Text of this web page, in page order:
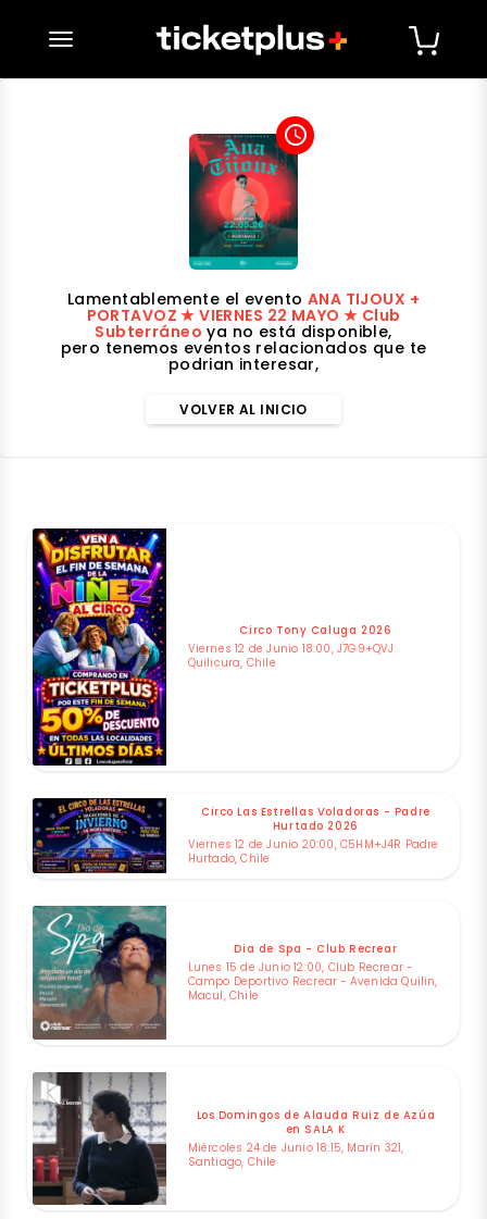
desplegar navegación
access_time
Lamentablemente el evento ANA TIJOUX +
PORTAVOZ ★ VIERNES 22 MAYO ★ Club
Subterráneo ya no está disponible,
pero tenemos eventos relacionados que te
podrian interesar,
VOLVER AL INICIO
Circo Tony Caluga 2026
Viernes 12 de Junio 18:00, J7G9+QVJ
Quilicura, Chile
Circo Las Estrellas Voladoras - Padre
Hurtado 2026
Viernes 12 de Junio 20:00, C5HM+J4R Padre
Hurtado, Chile
Dia de Spa - Club Recrear
Lunes 15 de Junio 12:00, Club Recrear -
Campo Deportivo Recrear - Avenida Quilin,
Macul, Chile
Los Domingos de Alauda Ruiz de Azúa
en SALA K
Miércoles 24 de Junio 18:15, Marín 321,
Santiago, Chile